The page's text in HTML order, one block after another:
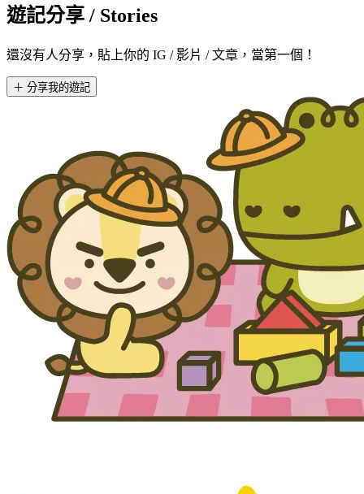
遊記分享 / Stories
還沒有人分享，貼上你的 IG / 影片 / 文章，當第一個！
＋ 分享我的遊記